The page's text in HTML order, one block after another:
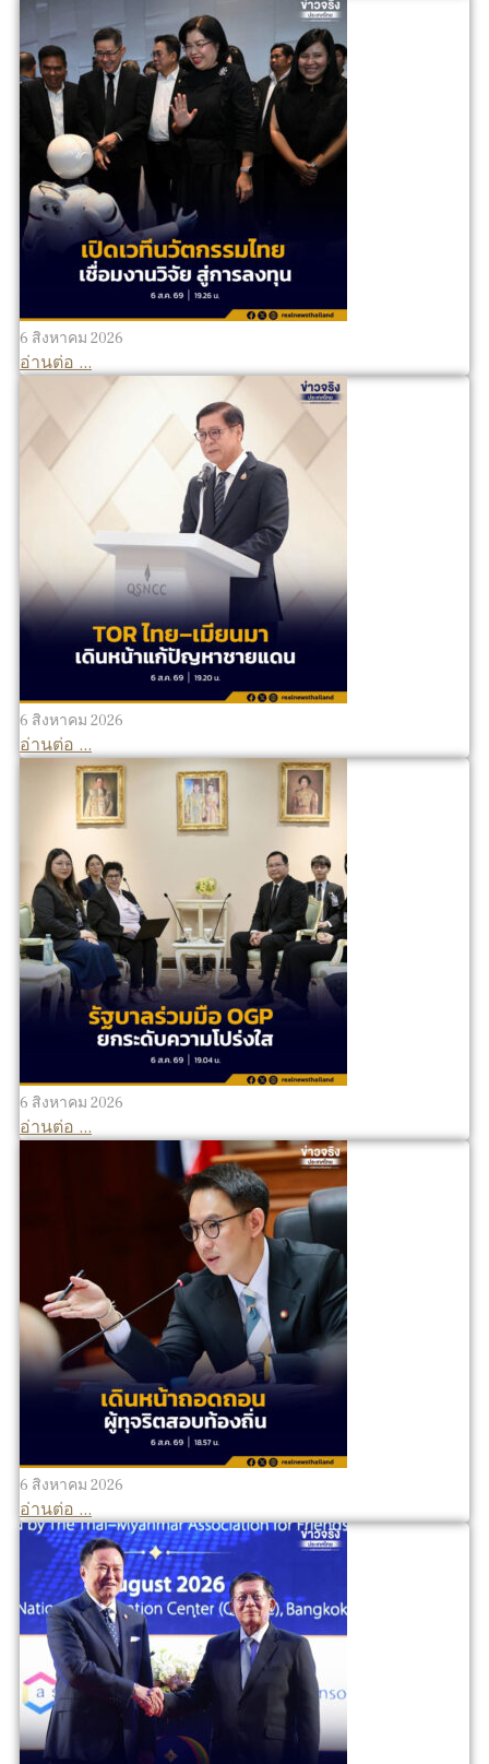
6 สิงหาคม 2026
อ่านต่อ ...
6 สิงหาคม 2026
อ่านต่อ ...
6 สิงหาคม 2026
อ่านต่อ ...
6 สิงหาคม 2026
อ่านต่อ ...